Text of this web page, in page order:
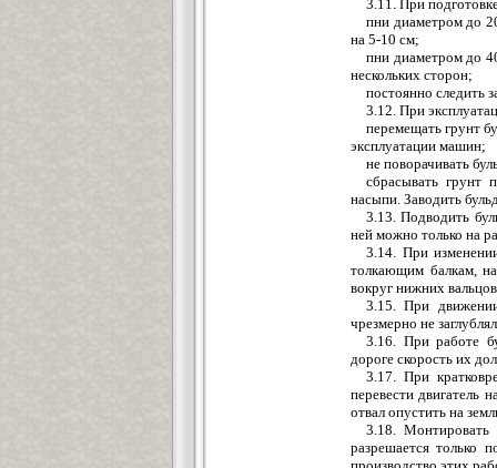
3.11. При
пни диаметром до
на 5-10 см;
пни диаметром до
нескольких сторон;
постоянно следить
3.12. При
перемещать грунт
эксплуатации машин;
не поворачивать
сбрасывать грунт
насыпи. Заводить
3.13. Подводить
ней можно только на
3.14. При
толкающим балкам,
вокруг нижних
3.15. При
чрезмерно не
3.16. При работе
дороге скорость их
3.17. При
перевести двигатель
отвал опустить на
3.18. Монтировать
разрешается только